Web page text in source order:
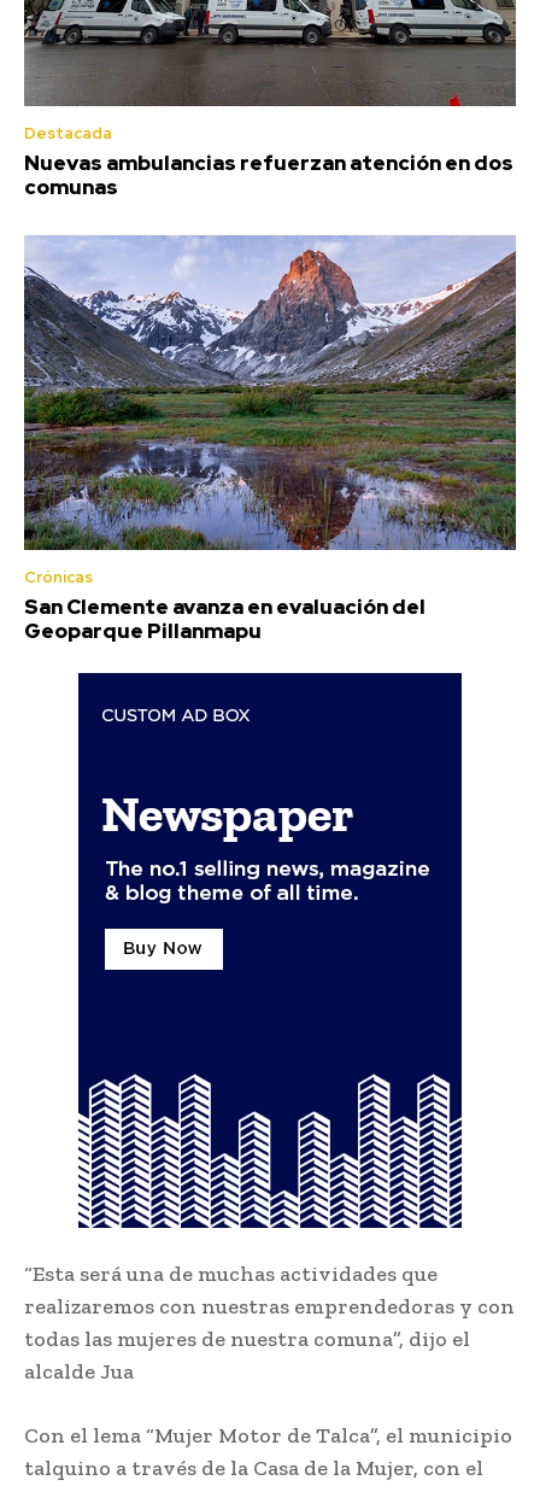
Destacada
Nuevas ambulancias refuerzan atención en dos
comunas
Crónicas
San Clemente avanza en evaluación del
Geoparque Pillanmapu
“Esta será una de muchas actividades que
realizaremos con nuestras emprendedoras y con
todas las mujeres de nuestra comuna”, dijo el
alcalde Jua
Con el lema “Mujer Motor de Talca”, el municipio
talquino a través de la Casa de la Mujer, con el